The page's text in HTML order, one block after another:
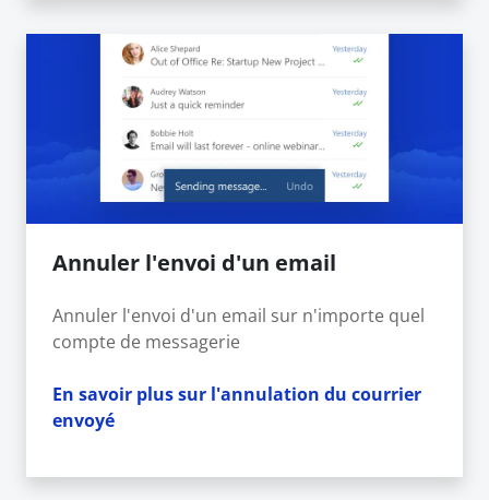
Annuler l'envoi d'un email
Annuler l'envoi d'un email sur n'importe quel
compte de messagerie
En savoir plus sur l'annulation du courrier
envoyé